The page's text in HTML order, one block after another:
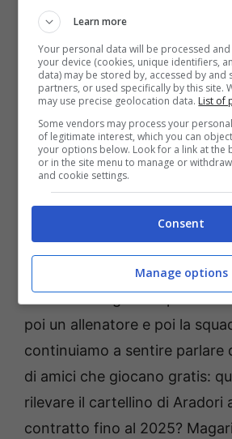
abbiamo colto che si stava
qualcosa: noi vogliamo dei
essere completati già il 15, ma
siano due deadline,
“Le critiche al nostro
amici degli amici, una claque
che era andata a Firenze.
Il possibile ritorno di
un libro “Sono tornato”, ora
ri-ritornato”. Ma la Fortitudo
poi un allenatore e poi la
continuiamo a sentire parlare
di amici che giocano gratis:
rilevare il cartellino di Aradori
contratto fino al 2025?
Learn more
Your personal data will be processed
your device (cookies, unique identifiers,
data) may be stored by, accessed by and
partners, or used specifically by this site.
may use precise geolocation data. List of
Some vendors may process your
of legitimate interest, which you can
your options below. Look for a link at the
or in the site menu to manage or
and cookie settings.
Consent
Manage options